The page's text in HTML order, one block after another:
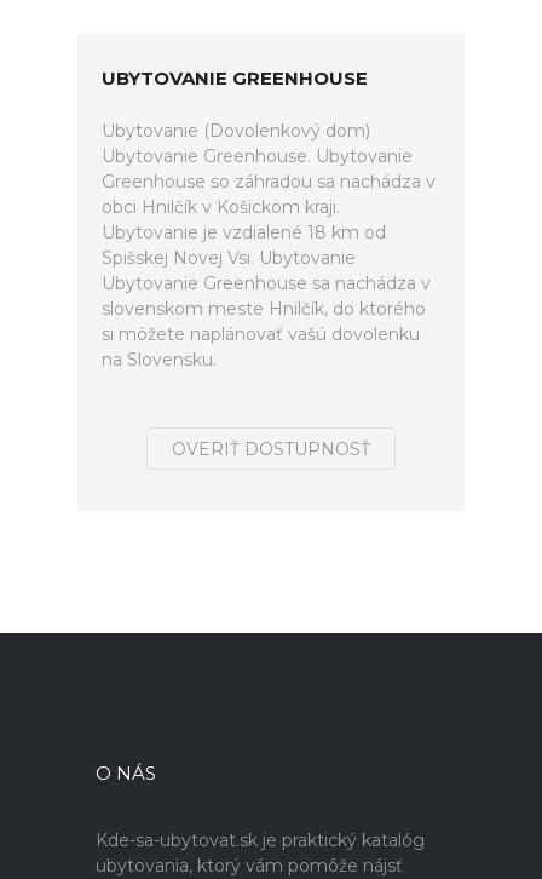
UBYTOVANIE GREENHOUSE
Ubytovanie (Dovolenkový dom)
Ubytovanie Greenhouse. Ubytovanie
Greenhouse so záhradou sa nachádza v
obci Hnilčík v Košickom kraji.
Ubytovanie je vzdialené 18 km od
Spišskej Novej Vsi. Ubytovanie
Ubytovanie Greenhouse sa nachádza v
slovenskom meste Hnilčík, do ktorého
si môžete naplánovať vašú dovolenku
na Slovensku.
OVERIŤ DOSTUPNOSŤ
O NÁS
Kde-sa-ubytovat.sk je praktický katalóg
ubytovania, ktorý vám pomôže nájsť